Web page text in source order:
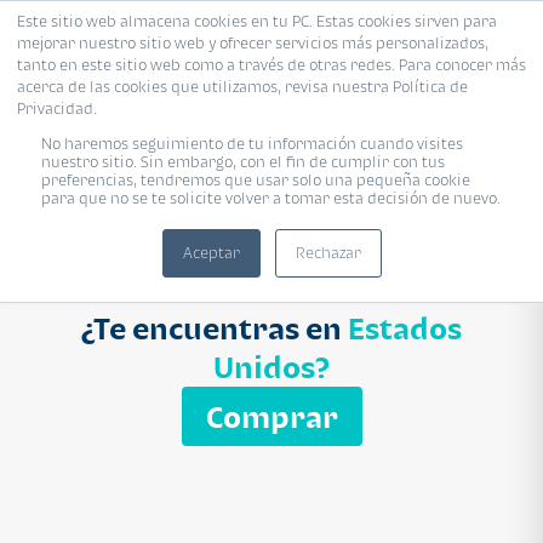
Este sitio web almacena cookies en tu PC. Estas cookies sirven para
mejorar nuestro sitio web y ofrecer servicios más personalizados,
tanto en este sitio web como a través de otras redes. Para conocer más
acerca de las cookies que utilizamos, revisa nuestra Política de
Privacidad.
No haremos seguimiento de tu información cuando visites
nuestro sitio. Sin embargo, con el fin de cumplir con tus
preferencias, tendremos que usar solo una pequeña cookie
para que no se te solicite volver a tomar esta decisión de nuevo.
Aceptar Rechazar
Proyecto Modelo Inmobiliaria
Ingresa el nombre del proyecto
Buscar
¿Te encuentras en Estados
Unidos?
Comprar